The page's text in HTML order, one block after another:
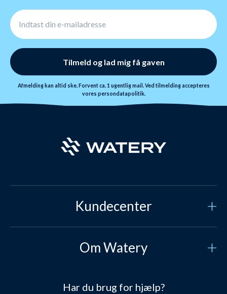
Tilmeld og lad mig få gaven
Afmelding kan altid ske. Forvent ca. 1 ugentlig mail. Ved tilmelding accepteres
vores persondatapolitik.
Kundecenter
Kontakt os
Om Watery
Har du brug for hjælp?